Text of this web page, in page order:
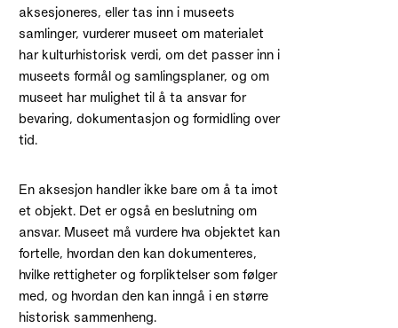
aksesjoneres, eller tas inn i museets
samlinger, vurderer museet om materialet
har kulturhistorisk verdi, om det passer inn i
museets formål og samlingsplaner, og om
museet har mulighet til å ta ansvar for
bevaring, dokumentasjon og formidling over
tid.
En aksesjon handler ikke bare om å ta imot
et objekt. Det er også en beslutning om
ansvar. Museet må vurdere hva objektet kan
fortelle, hvordan den kan dokumenteres,
hvilke rettigheter og forpliktelser som følger
med, og hvordan den kan inngå i en større
historisk sammenheng.